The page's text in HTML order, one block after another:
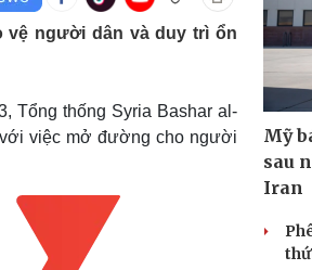
Thông tin doanh
Doanh nghiệp 24h
Vì cộng đồng
trang
Việt
Du lịch
vệ người dân và duy trì ổn
Tổng thống Syria Bashar al-
việc mở đường cho người
Mỹ
sau
Iran